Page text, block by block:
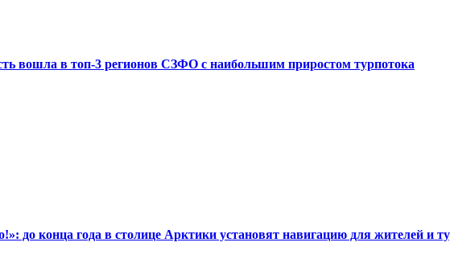
вошла в топ-3 регионов СЗФО с наибольшим приростом турпотока
до конца года в столице Арктики установят навигацию для жителей и